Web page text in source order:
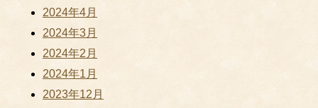
2024年4月
2024年3月
2024年2月
2024年1月
2023年12月